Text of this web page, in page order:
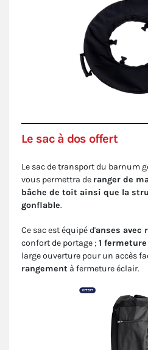
Le sac à dos offert
Le sac de transport du barnum
vous permettra de ranger de
bâche de toit ainsi que la
gonflable.
Ce sac est équipé d'anses avec
confort de portage ; 1
large ouverture pour un accès
rangement à fermeture éclair.